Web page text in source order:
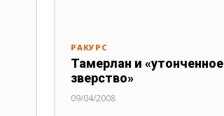
РАКУРС
Тамерлан и «утонченное
зверство»
09/04/2008